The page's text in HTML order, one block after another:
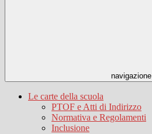
navigazione
Le carte della scuola
PTOF e Atti di Indirizzo
Normativa e Regolamenti
Inclusione